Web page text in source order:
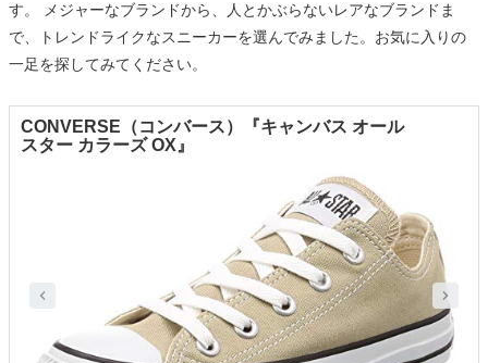
す。 メジャーなブランドから、人とかぶらないレアなブランドま
で、トレンドライクなスニーカーを選んでみました。お気に入りの
一足を探してみてください。
CONVERSE（コンバース）『キャンバス オール
スター カラーズ OX』